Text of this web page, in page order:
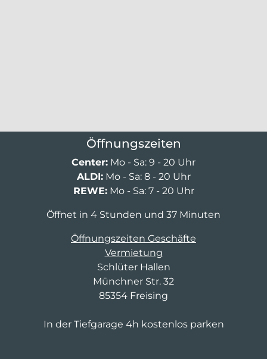
Öffnungszeiten
Center: Mo - Sa: 9 - 20 Uhr
ALDI:Mo - Sa: 8 - 20 Uhr
REWE:Mo - Sa: 7 - 20 Uhr
Öffnet in 4 Stunden und 37 Minuten
Öffnungszeiten Geschäfte
Vermietung
Schlüter Hallen
Münchner Str. 32
85354 Freising
In der Tiefgarage 4h kostenlos parken